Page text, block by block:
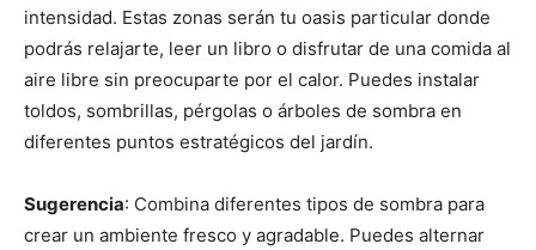
intensidad. Estas zonas serán tu oasis particular donde
podrás relajarte, leer un libro o disfrutar de una comida al
aire libre sin preocuparte por el calor. Puedes instalar
toldos, sombrillas, pérgolas o árboles de sombra en
diferentes puntos estratégicos del jardín.
Sugerencia: Combina diferentes tipos de sombra para
crear un ambiente fresco y agradable. Puedes alternar